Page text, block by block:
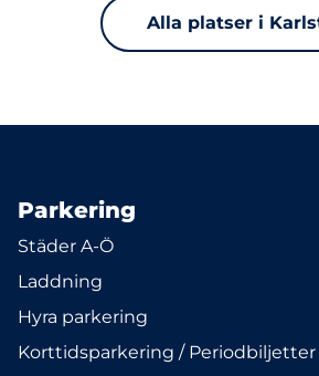
Alla platser i
Parkering
Städer A-Ö
Laddning
Hyra parkering
Korttidsparkering / Periodbiljetter